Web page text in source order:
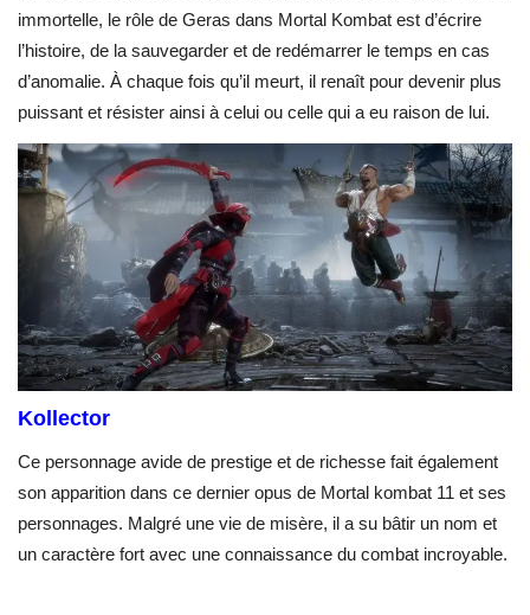
immortelle, le rôle de Geras dans Mortal Kombat est d’écrire
l’histoire, de la sauvegarder et de redémarrer le temps en cas
d’anomalie. À chaque fois qu’il meurt, il renaît pour devenir plus
puissant et résister ainsi à celui ou celle qui a eu raison de lui.
Kollector
Ce personnage avide de prestige et de richesse fait également
son apparition dans ce dernier opus de Mortal kombat 11 et ses
personnages. Malgré une vie de misère, il a su bâtir un nom et
un caractère fort avec une connaissance du combat incroyable.